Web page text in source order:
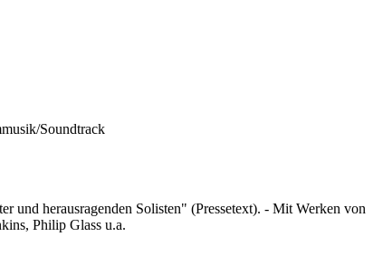
Soundtrack
und herausragenden Solisten" (Pressetext). - Mit Werken von
Philip Glass u.a.